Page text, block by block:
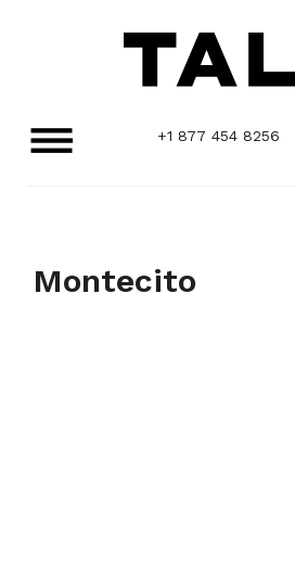
+1 877 454 8256
Montecito